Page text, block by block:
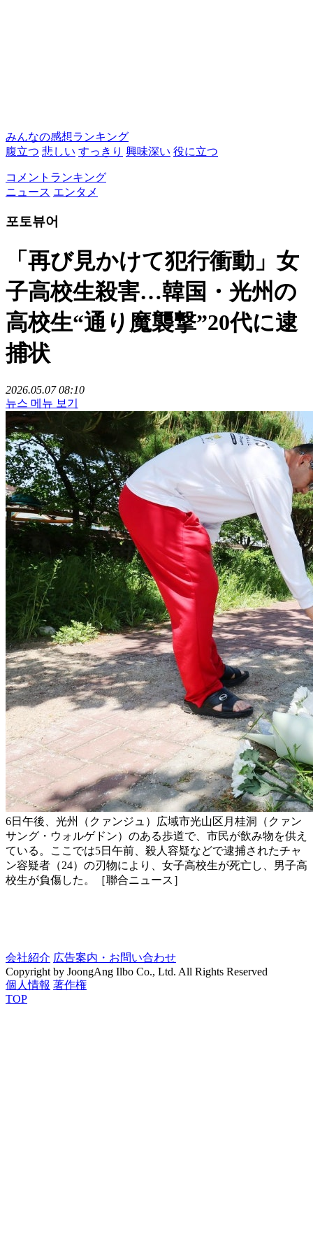
みんなの感想ランキング
腹立つ 悲しい すっきり 興味深い 役に立つ
コメントランキング
ニュース エンタメ
포토뷰어
「再び見かけて犯行衝動」女
子高校生殺害…韓国・光州の
高校生“通り魔襲撃”20代に逮
捕状
2026.05.07 08:10
뉴스 메뉴 보기
6日午後、光州（クァンジュ）広域市光山区月桂洞（クァン
サング・ウォルゲドン）のある歩道で、市民が飲み物を供え
ている。ここでは5日午前、殺人容疑などで逮捕されたチャ
ン容疑者（24）の刃物により、女子高校生が死亡し、男子高
校生が負傷した。［聯合ニュース］
会社紹介 広告案内・お問い合わせ
Copyright by JoongAng Ilbo Co., Ltd. All Rights Reserved
個人情報 著作権
TOP